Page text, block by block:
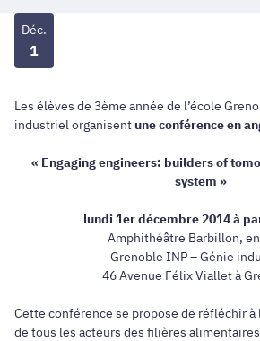
Déc.
1
Les élèves de 3ème année de l’école
industriel organisentune conférence en
« Engaging engineers: builders of
system »
lundi 1er décembre 2014 à
Amphithéâtre Barbillon,
Grenoble INP – Génie
46 Avenue Félix Viallet à
Cette conférence se propose de réfléchir
de tous les acteurs des filières